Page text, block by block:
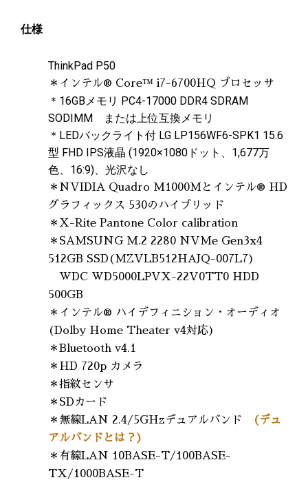
仕様
ThinkPad P50
＊インテル® Core™ i7-6700HQ プロセッサ
＊16GBメモリ PC4-17000 DDR4 SDRAM
SODIMM または上位互換メモリ
＊LEDバックライト付 LG LP156WF6-SPK1 15.6
型 FHD IPS液晶 (1920×1080ドット、1,677万
色、16:9)、光沢なし
＊NVIDIA Quadro M1000Mとインテル® HD
グラフィックス 530のハイブリッド
＊X-Rite Pantone Color calibration
＊SAMSUNG M.2 2280 NVMe Gen3x4
512GB SSD(MZVLB512HAJQ-007L7)
WDC WD5000LPVX-22V0TT0 HDD
500GB
＊インテル® ハイデフィニション・オーディオ
(Dolby Home Theater v4対応)
＊Bluetooth v4.1
＊HD 720p カメラ
＊指紋センサ
＊SDカード
＊無線LAN 2.4/5GHzデュアルバンド
(デュ
アルバンドとは？)
＊有線LAN 10BASE-T/100BASE-
TX/1000BASE-T